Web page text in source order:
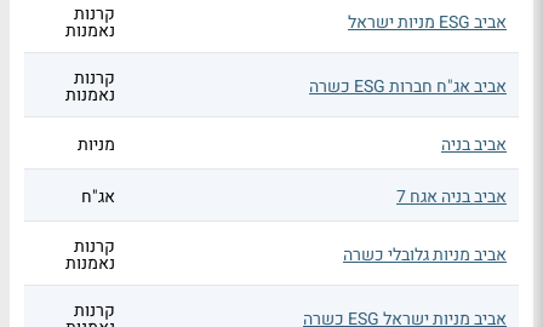
אביב ESG מניות ישראל קרנות
נאמנות
אביב אג"ח חברות ESG כשרה קרנות
נאמנות
אביב בניה
מניות
אביב בניה אגח 7 אג"ח
אביב מניות גלובלי כשרה קרנות
נאמנות
אביב מניות ישראל ESG כשרה קרנות